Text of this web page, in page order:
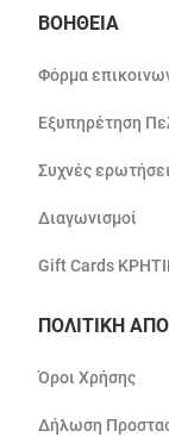
ΒΟΗΘΕΙΑ
Φόρμα
Εξυπηρέτηση
Συχνές
Διαγωνισμοί
Gift Cards
ΠΟΛΙΤΙΚΗ
Όροι Χρήσης
Δήλωση